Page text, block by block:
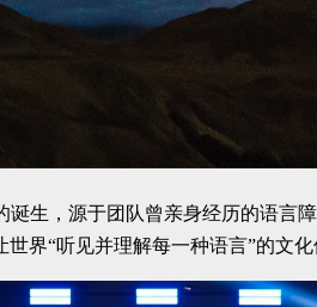
生，源于团队曾亲身经历的语言
界“听见并理解每一种语言”的文化